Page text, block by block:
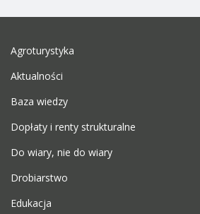
Agroturystyka
Aktualności
Baza wiedzy
Dopłaty i renty strukturalne
Do wiary, nie do wiary
Drobiarstwo
Edukacja